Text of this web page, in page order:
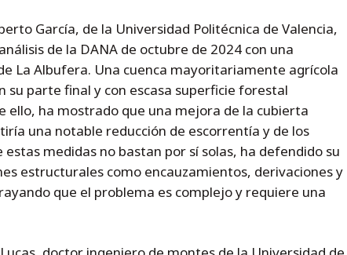
García, de la Universidad Politécnica de Valencia,
de la DANA de octubre de 2024 con una
La Albufera. Una cuenca mayoritariamente agrícola
su parte final y con escasa superficie forestal
ello, ha mostrado que una mejora de la cubierta
una notable reducción de escorrentía y de los
estas medidas no bastan por sí solas, ha defendido su
estructurales como encauzamientos, derivaciones y
que el problema es complejo y requiere una